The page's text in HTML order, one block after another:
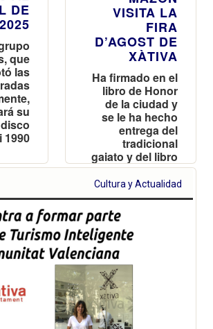
DE
que
las
su
1990
VISITA LA
FIRA
D’AGOST DE
XÀTIVA
Ha firmado en el
libro de Honor
de la ciudad y
se le ha hecho
entrega del
tradicional
gaiato y del libro
de la Fira
Cultura y Actualidad